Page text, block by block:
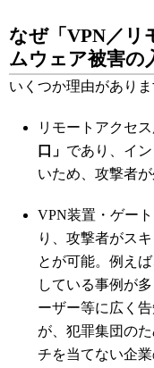
なぜ「VPN／リ
ムウェア被害の
いくつか理由がありま
リモートアクセ
口」 であり、イ
いため、攻撃者
VPN装置・ゲー
り、攻撃者がス
とが可能。例え
している事例が
ーザー等に広く
が、犯罪集団の
チを当てない企